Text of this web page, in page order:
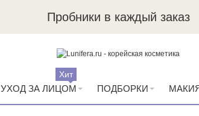
Пробники в каждый заказ
УХОД ЗА ЛИЦОМ
Хит
ПОДБОРКИ